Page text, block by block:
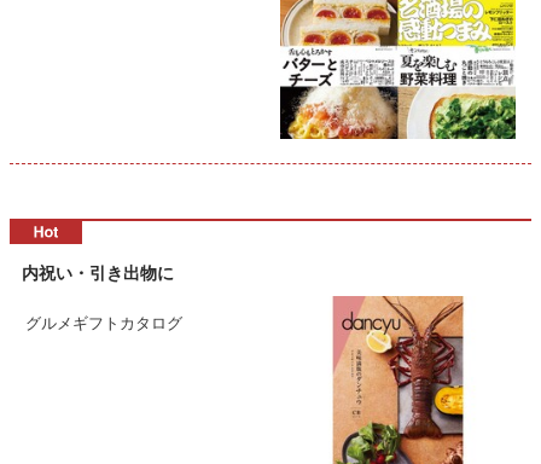
内祝い・引き出物に
グルメギフトカタログ